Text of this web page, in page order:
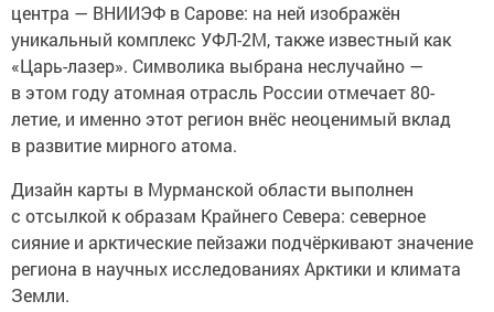
центра — ВНИИЭФ в Сарове: на ней изображён
уникальный комплекс УФЛ-2М, также известный как
«Царь-лазер». Символика выбрана неслучайно —
в этом году атомная отрасль России отмечает 80-
летие, и именно этот регион внёс неоценимый вклад
в развитие мирного атома.
Дизайн карты в Мурманской области выполнен
с отсылкой к образам Крайнего Севера: северное
сияние и арктические пейзажи подчёркивают значение
региона в научных исследованиях Арктики и климата
Земли.